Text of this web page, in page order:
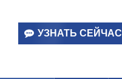
УЗНАТЬ СЕЙЧАС